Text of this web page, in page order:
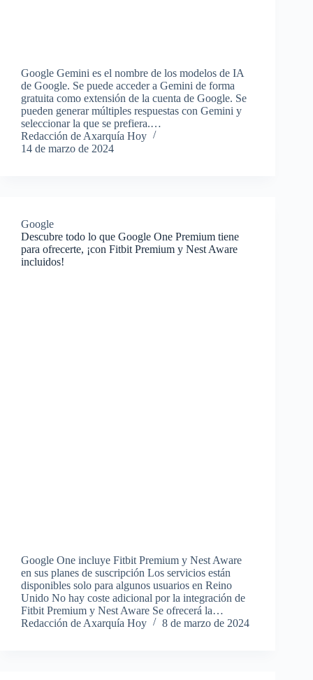
Google Gemini es el nombre de los modelos de IA
de Google. Se puede acceder a Gemini de forma
gratuita como extensión de la cuenta de Google. Se
pueden generar múltiples respuestas con Gemini y
seleccionar la que se prefiera.…
Redacción de Axarquía Hoy
14 de marzo de 2024
Google
Descubre todo lo que Google One Premium tiene
para ofrecerte, ¡con Fitbit Premium y Nest Aware
incluidos!
Google One incluye Fitbit Premium y Nest Aware
en sus planes de suscripción Los servicios están
disponibles solo para algunos usuarios en Reino
Unido No hay coste adicional por la integración de
Fitbit Premium y Nest Aware Se ofrecerá la…
Redacción de Axarquía Hoy
8 de marzo de 2024